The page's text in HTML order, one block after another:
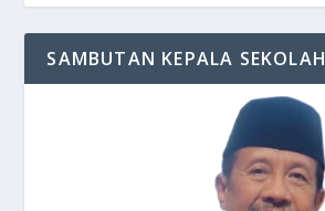
SAMBUTAN KEPALA SEKOLAH